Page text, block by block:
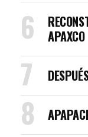
APAXCO